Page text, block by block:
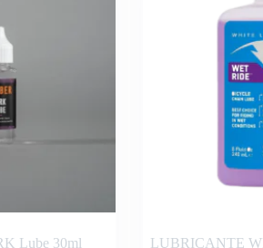
Lube 30ml LUBRICANTE